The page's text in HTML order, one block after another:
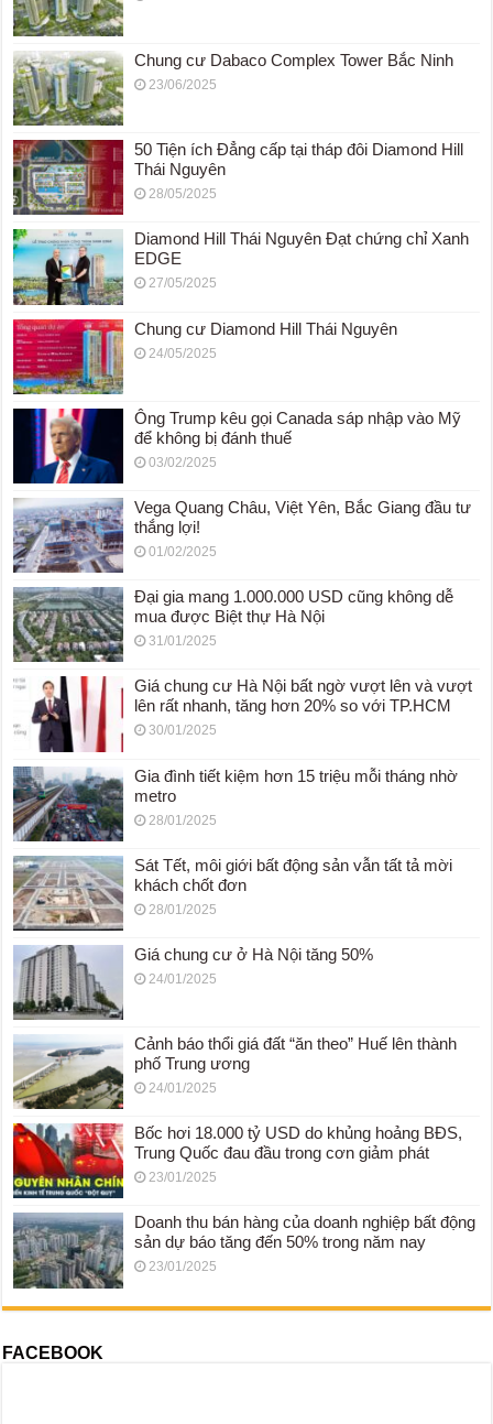
Chung cư Dabaco Complex Tower Bắc Ninh
23/06/2025
50 Tiện ích Đẳng cấp tại tháp đôi Diamond Hill
Thái Nguyên
28/05/2025
Diamond Hill Thái Nguyên Đạt chứng chỉ Xanh
EDGE
27/05/2025
Chung cư Diamond Hill Thái Nguyên
24/05/2025
Ông Trump kêu gọi Canada sáp nhập vào Mỹ
để không bị đánh thuế
03/02/2025
Vega Quang Châu, Việt Yên, Bắc Giang đầu tư
thắng lợi!
01/02/2025
Đại gia mang 1.000.000 USD cũng không dễ
mua được Biệt thự Hà Nội
31/01/2025
Giá chung cư Hà Nội bất ngờ vượt lên và vượt
lên rất nhanh, tăng hơn 20% so với TP.HCM
30/01/2025
Gia đình tiết kiệm hơn 15 triệu mỗi tháng nhờ
metro
28/01/2025
Sát Tết, môi giới bất động sản vẫn tất tả mời
khách chốt đơn
28/01/2025
Giá chung cư ở Hà Nội tăng 50%
24/01/2025
Cảnh báo thổi giá đất “ăn theo” Huế lên thành
phố Trung ương
24/01/2025
Bốc hơi 18.000 tỷ USD do khủng hoảng BĐS,
Trung Quốc đau đầu trong cơn giảm phát
23/01/2025
Doanh thu bán hàng của doanh nghiệp bất động
sản dự báo tăng đến 50% trong năm nay
23/01/2025
FACEBOOK